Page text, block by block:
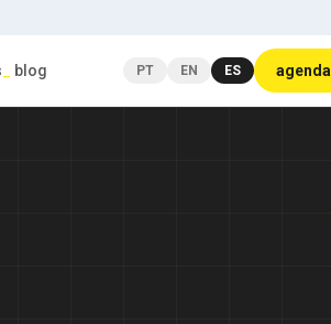
blog PT EN ES